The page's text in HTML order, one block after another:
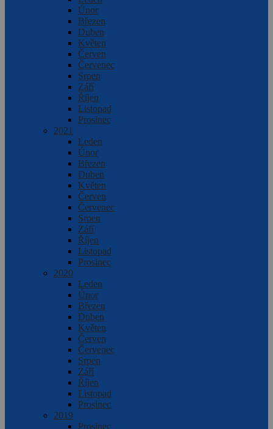
Únor
Březen
Duben
Květen
Červen
Červenec
Srpen
Září
Říjen
Listopad
Prosinec
2021
Leden
Únor
Březen
Duben
Květen
Červen
Červenec
Srpen
Září
Říjen
Listopad
Prosinec
2020
Leden
Únor
Březen
Duben
Květen
Červen
Červenec
Srpen
Září
Říjen
Listopad
Prosinec
2019
Prosinec